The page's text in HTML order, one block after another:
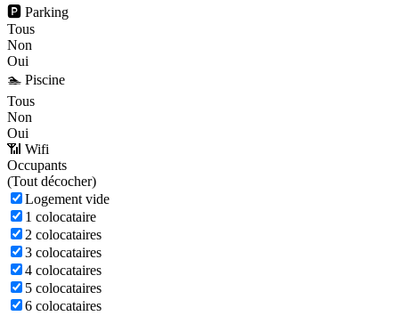
🅿️ Parking
Tous
Non
Oui
🏊 Piscine
Tous
Non
Oui
📶 Wifi
Occupants
(Tout décocher)
Logement vide
1 colocataire
2 colocataires
3 colocataires
4 colocataires
5 colocataires
6 colocataires